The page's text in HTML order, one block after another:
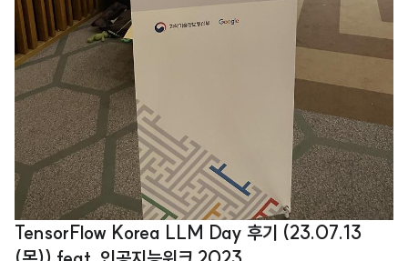
TensorFlow Korea LLM Day 후기 (23.07.13